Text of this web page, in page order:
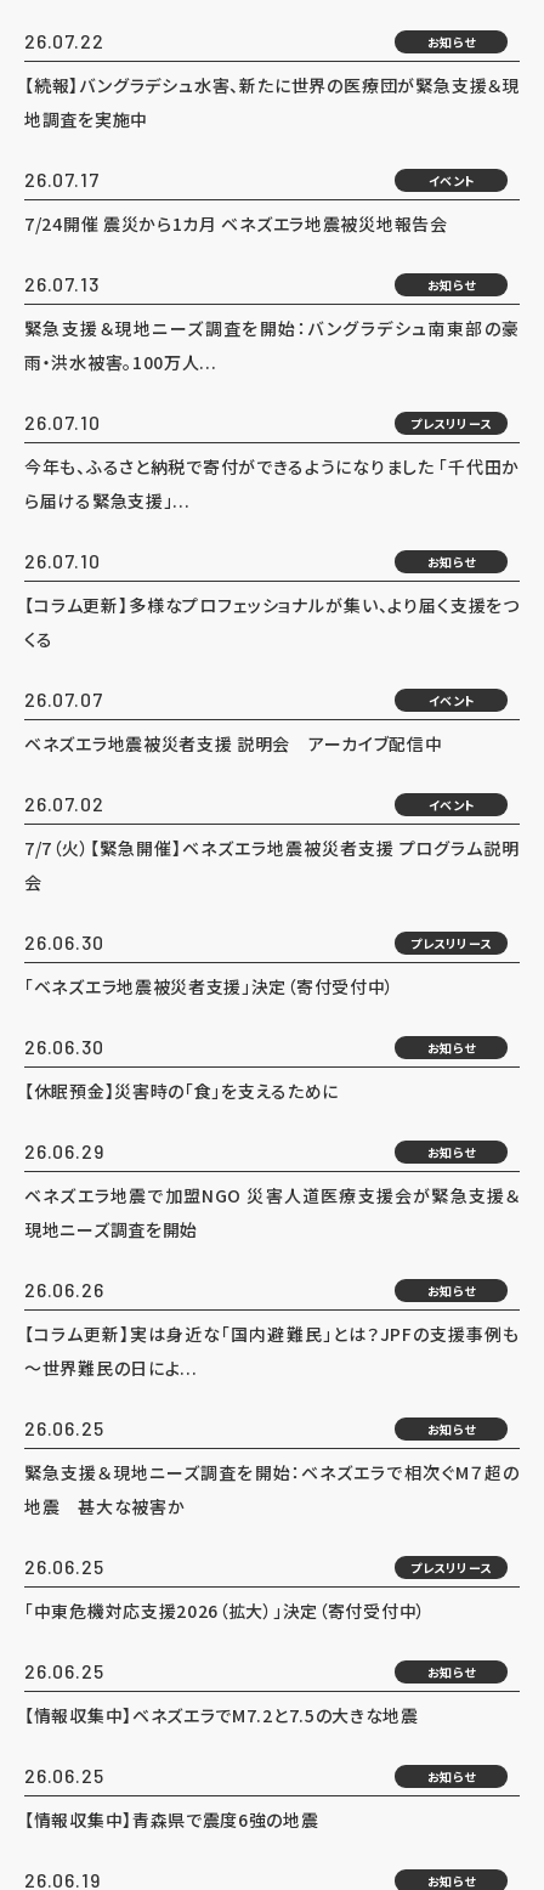
26.07.22 お知らせ
【続報】バングラデシュ水害、新たに世界の医療団が緊急支援＆現
地調査を実施中
26.07.17 イベント
7/24開催 震災から1カ月 ベネズエラ地震被災地報告会
26.07.13 お知らせ
緊急支援＆現地ニーズ調査を開始：バングラデシュ南東部の豪
雨・洪水被害。100万人...
26.07.10 プレスリリース
今年も、ふるさと納税で寄付ができるようになりました 「千代田か
ら届ける緊急支援」...
26.07.10 お知らせ
【コラム更新】多様なプロフェッショナルが集い、より届く支援をつ
くる
26.07.07 イベント
ベネズエラ地震被災者支援 説明会 アーカイブ配信中
26.07.02 イベント
7/7（火）【緊急開催】ベネズエラ地震被災者支援 プログラム説明
会
26.06.30 プレスリリース
「ベネズエラ地震被災者支援」決定（寄付受付中）
26.06.30 お知らせ
【休眠預金】災害時の「食」を支えるために
26.06.29 お知らせ
ベネズエラ地震で加盟NGO 災害人道医療支援会が緊急支援＆
現地ニーズ調査を開始
26.06.26 お知らせ
【コラム更新】実は身近な「国内避難民」とは？JPFの支援事例も
～世界難民の日によ...
26.06.25 お知らせ
緊急支援＆現地ニーズ調査を開始：ベネズエラで相次ぐM７超の
地震 甚大な被害か
26.06.25 プレスリリース
「中東危機対応支援2026（拡大）」決定（寄付受付中）
26.06.25 お知らせ
【情報収集中】ベネズエラでM7.2と7.5の大きな地震
26.06.25 お知らせ
【情報収集中】青森県で震度6強の地震
26.06.19 お知らせ